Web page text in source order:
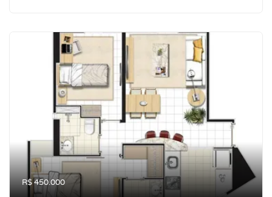
R$ 450.000